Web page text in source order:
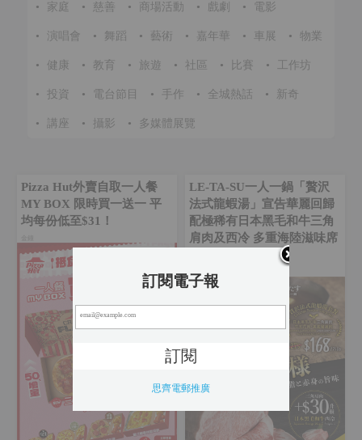
• 家庭 • 慈善 • 商場活動 • 戲劇 • 電影
• 演唱會 • 舞蹈 • 藝術 • 嘉年華 • 車展 • 物業
• 健康 • 教育 • 旅遊 • 社區 • 比賽 • 工作坊
• 投資 • 電台節目 • 手作 • 全城熱話 • 新奇
• 講座 • 攝影 • 多媒體展覽
Pizza Hut外賣自取一人餐
MY BOX 限時買一送一 平
均每份低至$31！
LE-TA-SU一人一鍋「贅沢
法式龍蝦湯」宣告華麗回歸
配極稀有日本黑毛和牛三角
肩肉及西冷 多重海陸滋味席
沙田
訂閱電子報
思齊電郵推廣